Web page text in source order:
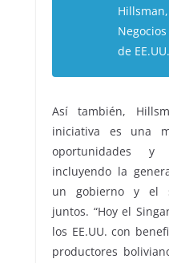
de
Así también,
iniciativa es una
oportunidades y
incluyendo la
un gobierno y el
juntos. “Hoy el
los EE.UU. con
productores